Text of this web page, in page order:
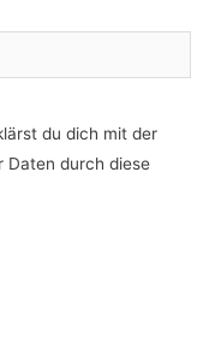
du dich mit der
Daten durch diese